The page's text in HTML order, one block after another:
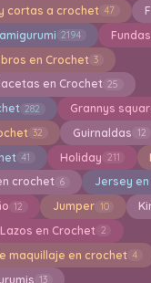
cortas a crochet 47
2194
en Crochet 3
en Crochet 25
282 Grannys
32 Guirnaldas 12
41 Holiday 211
crochet 6 Jersey
12 Jumper 10
Lazos en Crochet 2
maquillaje en crochet 4
13